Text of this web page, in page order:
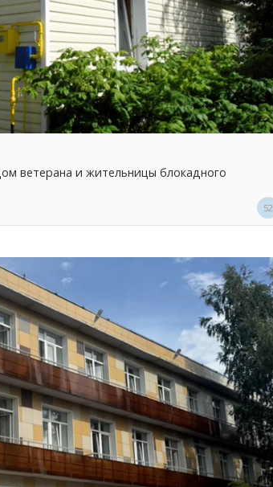
ветерана и жительницы блокадного
52